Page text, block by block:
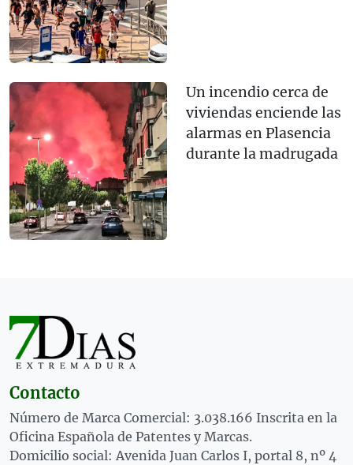
Un incendio cerca de
viviendas enciende las
alarmas en Plasencia
durante la madrugada
Contacto
Número de Marca Comercial: 3.038.166 Inscrita en la
Oficina Española de Patentes y Marcas.
Domicilio social: Avenida Juan Carlos I, portal 8, nº 4